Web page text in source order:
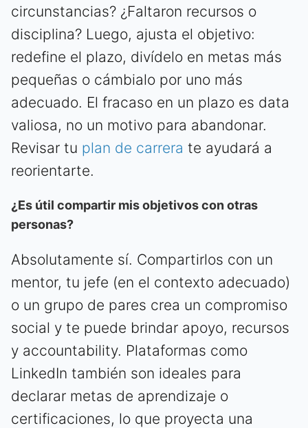
circunstancias? ¿Faltaron recursos o
disciplina? Luego, ajusta el objetivo:
redefine el plazo, divídelo en metas más
pequeñas o cámbialo por uno más
adecuado. El fracaso en un plazo es data
valiosa, no un motivo para abandonar.
Revisar tu plan de carrera te ayudará a
reorientarte.
¿Es útil compartir mis objetivos con otras
personas?
Absolutamente sí. Compartirlos con un
mentor, tu jefe (en el contexto adecuado)
o un grupo de pares crea un compromiso
social y te puede brindar apoyo, recursos
y accountability. Plataformas como
LinkedIn también son ideales para
declarar metas de aprendizaje o
certificaciones, lo que proyecta una